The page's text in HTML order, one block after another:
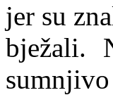
jer su
bježali.